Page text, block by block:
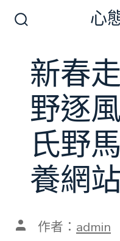
切
換
開
關
心
新春
野逐
氏野
養網
文 作者： admin